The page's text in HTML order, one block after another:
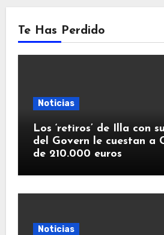
Te Has Perdido
Noticias
Los ‘retiros’ de Illa con
del Govern le cuestan a
de 210.000 euros
Noticias